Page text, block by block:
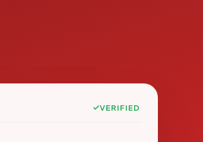
VERIFIED